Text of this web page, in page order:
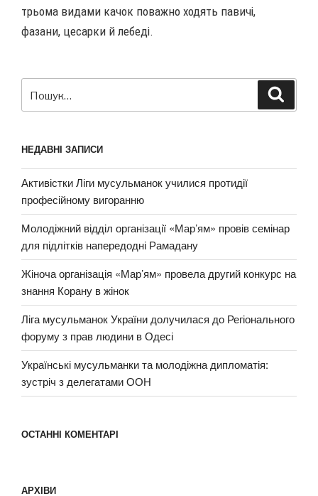
трьома видами качок поважно ходять павичі,
фазани, цесарки й лебеді.
за
НЕДАВНІ ЗАПИСИ
Активістки Ліги мусульманок училися протидії
професійному вигоранню
Молодіжний відділ організації «Мар’ям» провів семінар
для підлітків напередодні Рамадану
Жіноча організація «Мар’ям» провела другий конкурс на
знання Корану в жінок
Ліга мусульманок України долучилася до Регіонального
форуму з прав людини в Одесі
Українські мусульманки та молодіжна дипломатія:
зустріч з делегатами ООН
ОСТАННІ КОМЕНТАРІ
АРХІВИ